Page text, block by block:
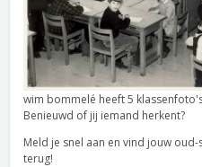
wim bommelé heeft 5
Benieuwd of jij iemand herkent?
Meld je snel aan en vind jouw
terug!